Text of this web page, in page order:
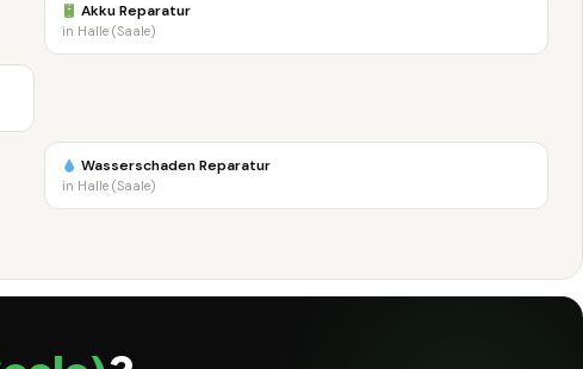
Akku Reparatur
in Halle (Saale)
Wasserschaden Reparatur
in Halle (Saale)